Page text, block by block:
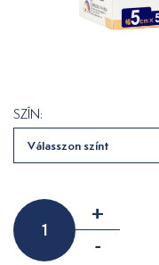
SZÍN:
Válasszon színt
+
-